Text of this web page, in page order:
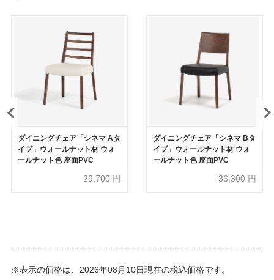
ダイニングチェア「シネマ Aタ
イプ」ウォールナット材 ウォ
ールナット色 座面PVC
29,700 円
ダイニングチェア「シネマ Bタ
イプ」ウォールナット材 ウォ
ールナット色 座面PVC
36,300 円
※表示の価格は、2026年08月10日現在の税込価格です。